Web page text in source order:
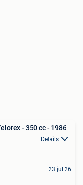
- 350 cc - 1986
Details
23 jul 26